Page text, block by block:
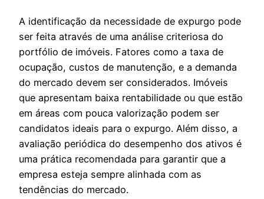
A identificação da necessidade de expurgo pode
ser feita através de uma análise criteriosa do
portfólio de imóveis. Fatores como a taxa de
ocupação, custos de manutenção, e a demanda
do mercado devem ser considerados. Imóveis
que apresentam baixa rentabilidade ou que estão
em áreas com pouca valorização podem ser
candidatos ideais para o expurgo. Além disso, a
avaliação periódica do desempenho dos ativos é
uma prática recomendada para garantir que a
empresa esteja sempre alinhada com as
tendências do mercado.